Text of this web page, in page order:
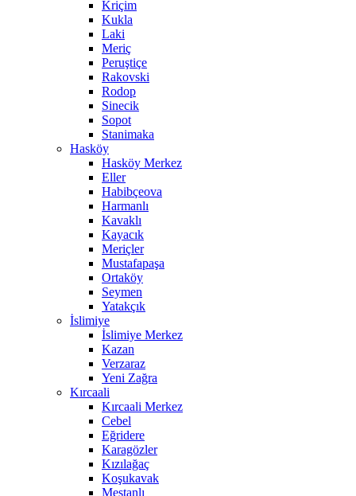
Kriçim
Kukla
Laki
Meriç
Peruştiçe
Rakovski
Rodop
Sinecik
Sopot
Stanimaka
Hasköy
Hasköy Merkez
Eller
Habibçeova
Harmanlı
Kavaklı
Kayacık
Meriçler
Mustafapaşa
Ortaköy
Seymen
Yatakçık
İslimiye
İslimiye Merkez
Kazan
Verzaraz
Yeni Zağra
Kırcaali
Kırcaali Merkez
Cebel
Eğridere
Karagözler
Kızılağaç
Koşukavak
Mestanlı